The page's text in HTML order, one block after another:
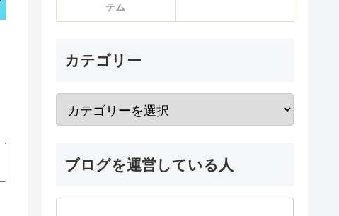
テム
カテゴリー
ブログを運営している人